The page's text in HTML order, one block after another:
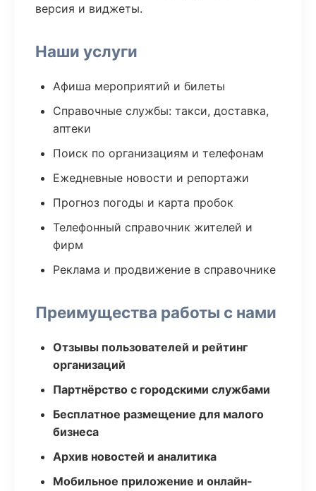
версия и виджеты.
Наши услуги
Афиша мероприятий и билеты
Справочные службы: такси, доставка,
аптеки
Поиск по организациям и телефонам
Ежедневные новости и репортажи
Прогноз погоды и карта пробок
Телефонный справочник жителей и
фирм
Реклама и продвижение в справочнике
Преимущества работы с нами
Отзывы пользователей и рейтинг
организаций
Партнёрство с городскими службами
Бесплатное размещение для малого
бизнеса
Архив новостей и аналитика
Мобильное приложение и онлайн-